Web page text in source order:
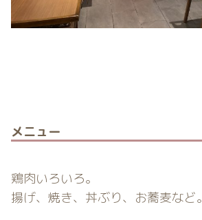
メニュー
鶏肉いろいろ。
揚げ、焼き、丼ぶり、お蕎麦など。